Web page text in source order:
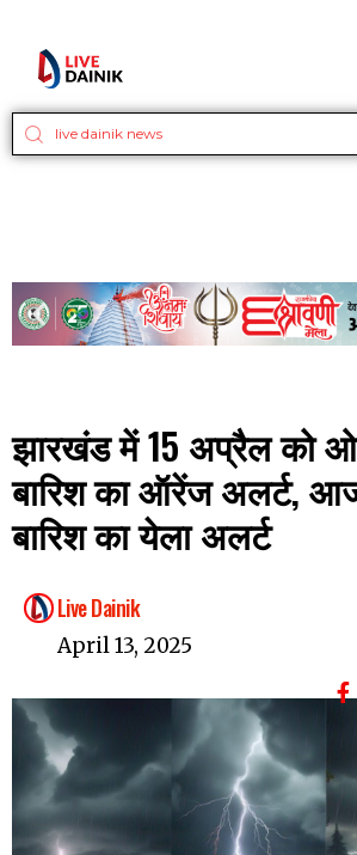
झारखंड में 15 अप्रैल को
बारिश का ऑरेंज अलर्ट,
बारिश का येला अलर्ट
Live Dainik
April 13, 2025